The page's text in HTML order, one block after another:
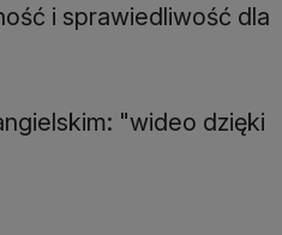
i sprawiedliwość dla
"wideo dzięki